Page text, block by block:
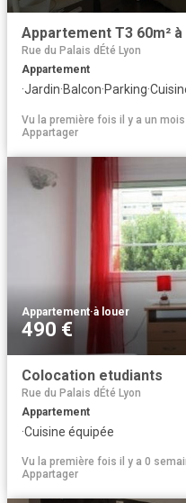
Appartement T3 60m²
Rue du Palais dÉté Lyon
Appartement
·Jardin·Balcon·Parking·
Vu la première fois il y a un mois
Appartager
Appartement·à louer
490 €
Colocation etudiants
Rue du Palais dÉté Lyon
Appartement
·Cuisine équipée
Vu la première fois il y a 0
Appartager